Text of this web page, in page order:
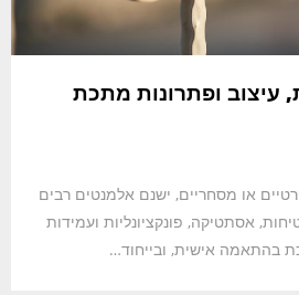
עיצוב ופתרונות מתכת
או מסחריים, ישנם אלמנטים רבים
אסתטיקה, פונקציונליות ועמידות
בהתאמה אישית, ובייחוד…